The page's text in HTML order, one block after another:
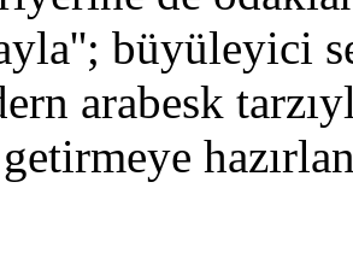
büyüleyici
arabesk